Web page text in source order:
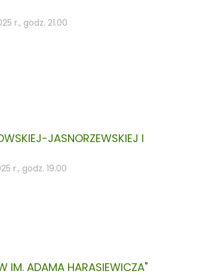
r., godz. 21.00
JASNORZEWSKIEJ I
r., godz. 19.00
ADAMA HARASIEWICZA"